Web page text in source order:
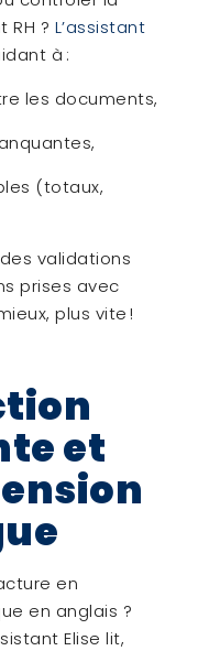
RH ? L’assistant
à :
les documents,
(totaux,
validations
prises avec
plus vite !
et
en
en anglais ?
Elise lit,